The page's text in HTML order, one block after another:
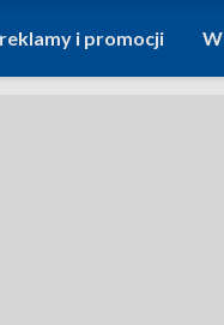
i promocji